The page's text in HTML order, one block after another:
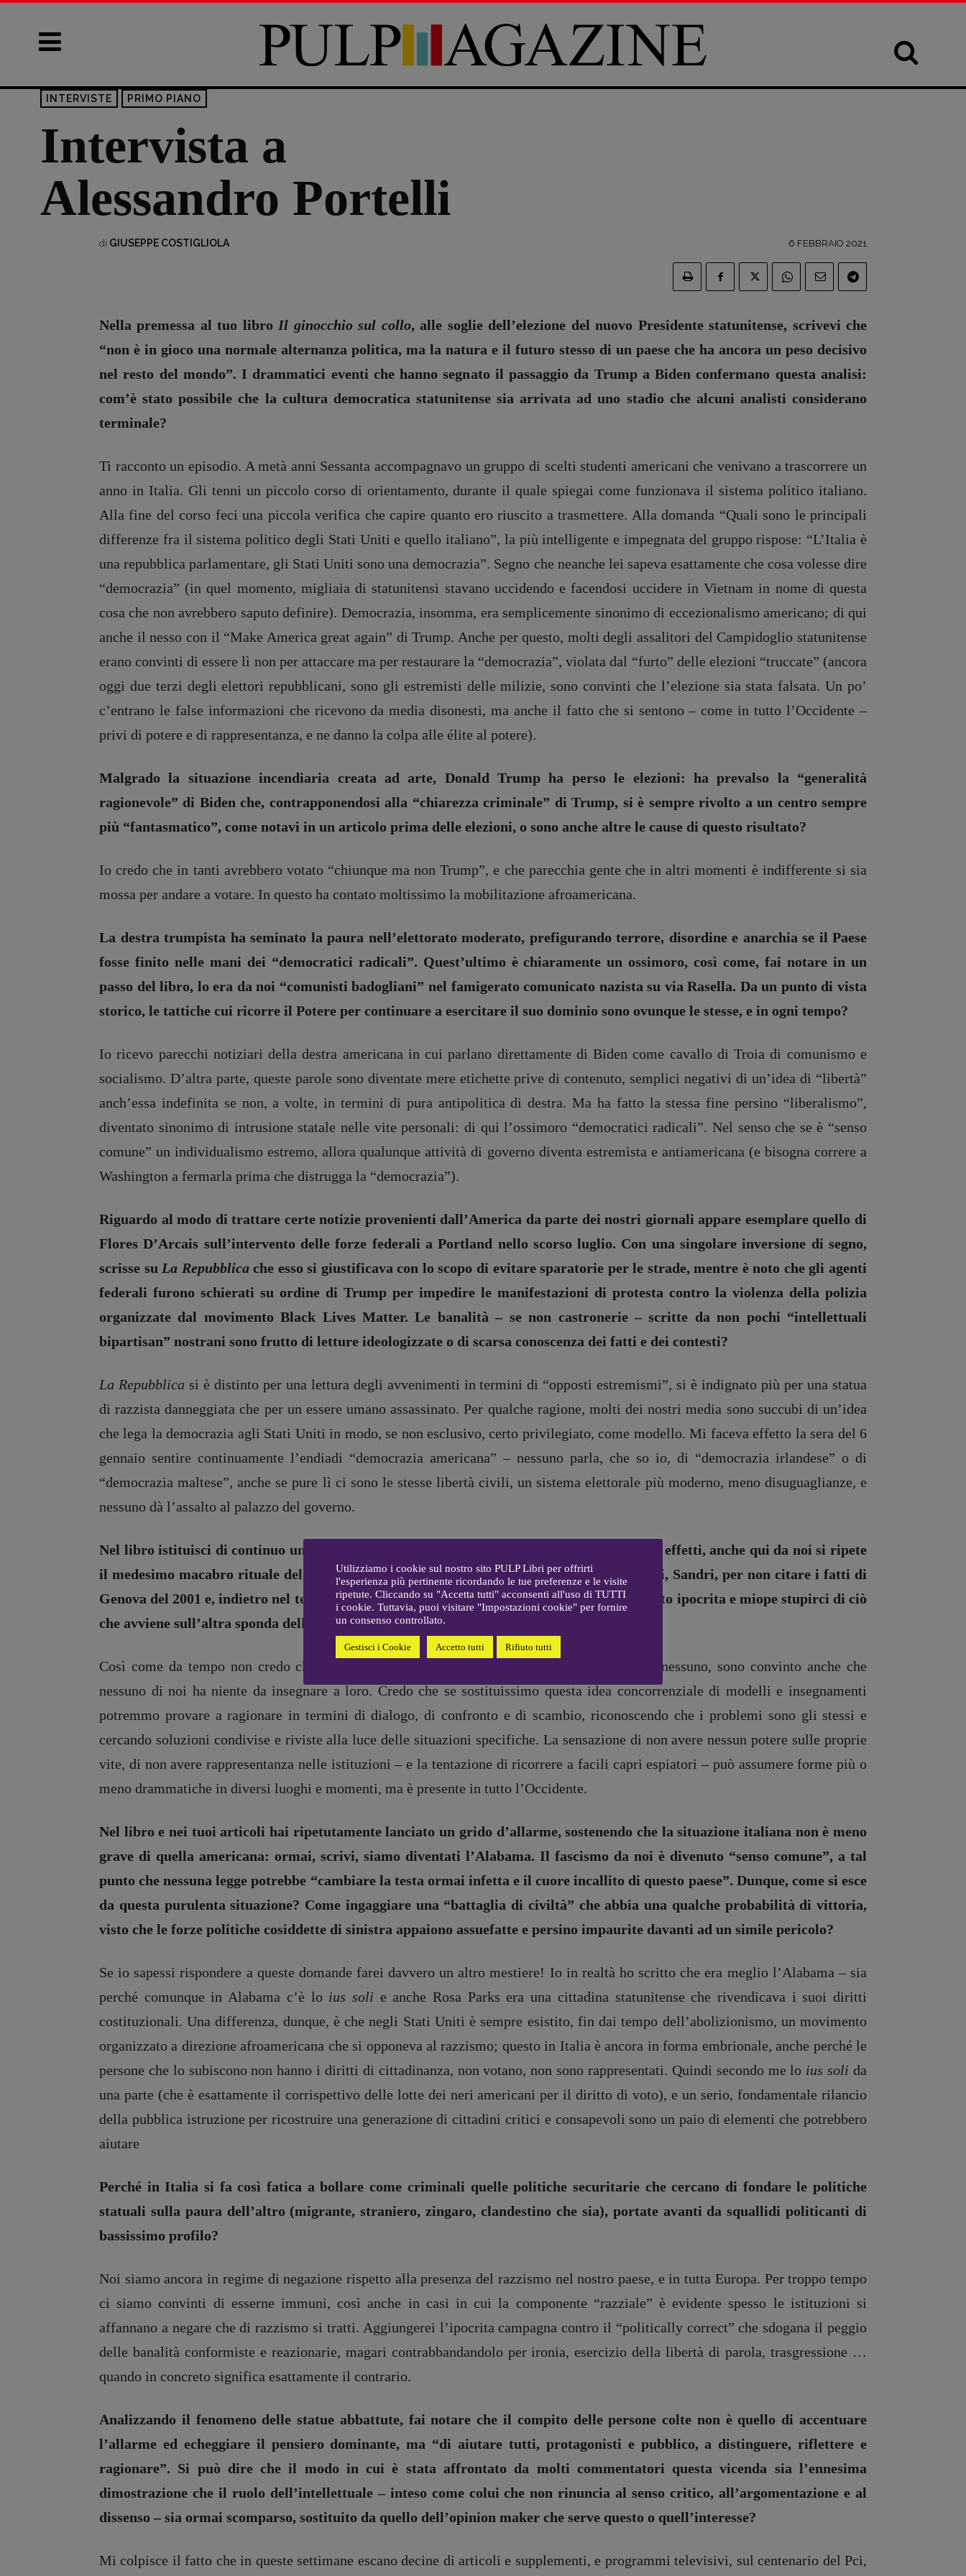
Recensioni
Interviste
RUBRICHE
presente
Fumetti
Libro & Film
Pulp for kids
DOSSIER
Blade Runner 40
Editoria
Intelligenza
Artificiale
Maestri sommersi
Pasolini 1922-2022
Psichedelia
Stranimondi
Tornare a Ballard
Valerio Evangelisti
Vampirismi
Zong!
DIRETTRICE RESPONSABILE
Antonella Marrone
REDAZIONE
Walter Catalano
Giuseppe
Anna da Re
Roberto Derobertis ,Elio
Grasso Fabio Malagnini
Michielin,Nicole Spallina,
recensioni:
Elio Grasso
[eliovoyager@gmail.com]
Coordinamento Primo Piano
[michielin.elisabetta@gmail.com]
[anna.dare.comunicazione@gmail.
com]
Fabio Malagnini
[fabio.malagnini@gmail.com]
social media:
[valentina.marcoli@gmail.com]
ARCHIVIO E AUTORI
Copyright © 2018 – 2023 Pulp Magazine – Associazione Pulp Magazine – registrazione Tribunale Milano n° 5864/2023 – cod. fis. 97943720157 –Privacy
INTERVISTE PRIMO PIANO
Intervista a
Alessandro Portelli
di GIUSEPPE COSTIGLIOLA 6 FEBBRAIO 2021
Nella premessa al tuo libro Il ginocchio sul collo, alle soglie dell’elezione del nuovo Presidente statunitense, scrivevi che
“non è in gioco una normale alternanza politica, ma la natura e il futuro stesso di un paese che ha ancora un peso decisivo
nel resto del mondo”. I drammatici eventi che hanno segnato il passaggio da Trump a Biden confermano questa analisi:
com’è stato possibile che la cultura democratica statunitense sia arrivata ad uno stadio che alcuni analisti considerano
terminale?
Ti racconto un episodio. A metà anni Sessanta accompagnavo un gruppo di scelti studenti americani che venivano a trascorrere un
anno in Italia. Gli tenni un piccolo corso di orientamento, durante il quale spiegai come funzionava il sistema politico italiano.
Alla fine del corso feci una piccola verifica che capire quanto ero riuscito a trasmettere. Alla domanda “Quali sono le principali
differenze fra il sistema politico degli Stati Uniti e quello italiano”, la più intelligente e impegnata del gruppo rispose: “L’Italia è
una repubblica parlamentare, gli Stati Uniti sono una democrazia”. Segno che neanche lei sapeva esattamente che cosa volesse dire
“democrazia” (in quel momento, migliaia di statunitensi stavano uccidendo e facendosi uccidere in Vietnam in nome di questa
cosa che non avrebbero saputo definire). Democrazia, insomma, era semplicemente sinonimo di eccezionalismo americano; di qui
anche il nesso con il “Make America great again” di Trump. Anche per questo, molti degli assalitori del Campidoglio statunitense
erano convinti di essere lì non per attaccare ma per restaurare la “democrazia”, violata dal “furto” delle elezioni “truccate” (ancora
oggi due terzi degli elettori repubblicani, sono gli estremisti delle milizie, sono convinti che l’elezione sia stata falsata. Un po’
c’entrano le false informazioni che ricevono da media disonesti, ma anche il fatto che si sentono – come in tutto l’Occidente –
privi di potere e di rappresentanza, e ne danno la colpa alle élite al potere).
Malgrado la situazione incendiaria creata ad arte, Donald Trump ha perso le elezioni: ha prevalso la “generalità
ragionevole” di Biden che, contrapponendosi alla “chiarezza criminale” di Trump, si è sempre rivolto a un centro sempre
più “fantasmatico”, come notavi in un articolo prima delle elezioni, o sono anche altre le cause di questo risultato?
Io credo che in tanti avrebbero votato “chiunque ma non Trump”, e che parecchia gente che in altri momenti è indifferente si sia
mossa per andare a votare. In questo ha contato moltissimo la mobilitazione afroamericana.
La destra trumpista ha seminato la paura nell’elettorato moderato, prefigurando terrore, disordine e anarchia se il Paese
fosse finito nelle mani dei “democratici radicali”. Quest’ultimo è chiaramente un ossimoro, così come, fai notare in un
passo del libro, lo era da noi “comunisti badogliani” nel famigerato comunicato nazista su via Rasella. Da un punto di vista
storico, le tattiche cui ricorre il Potere per continuare a esercitare il suo dominio sono ovunque le stesse, e in ogni tempo?
Io ricevo parecchi notiziari della destra americana in cui parlano direttamente di Biden come cavallo di Troia di comunismo e
socialismo. D’altra parte, queste parole sono diventate mere etichette prive di contenuto, semplici negativi di un’idea di “libertà”
anch’essa indefinita se non, a volte, in termini di pura antipolitica di destra. Ma ha fatto la stessa fine persino “liberalismo”,
diventato sinonimo di intrusione statale nelle vite personali: di qui l’ossimoro “democratici radicali”. Nel senso che se è “senso
comune” un individualismo estremo, allora qualunque attività di governo diventa estremista e antiamericana (e bisogna correre a
Washington a fermarla prima che distrugga la “democrazia”).
Riguardo al modo di trattare certe notizie provenienti dall’America da parte dei nostri giornali appare esemplare quello di
Flores D’Arcais sull’intervento delle forze federali a Portland nello scorso luglio. Con una singolare inversione di segno,
scrisse su La Repubblicache esso si giustificava con lo scopo di evitare sparatorie per le strade, mentre è noto che gli agenti
federali furono schierati su ordine di Trump per impedire le manifestazioni di protesta contro la violenza della polizia
organizzate dal movimento Black Lives Matter. Le banalità – se non castronerie – scritte da non pochi “intellettuali
bipartisan” nostrani sono frutto di letture ideologizzate o di scarsa conoscenza dei fatti e dei contesti?
La Repubblica si è distinto per una lettura degli avvenimenti in termini di “opposti estremismi”, si è indignato più per una statua
di razzista danneggiata che per un essere umano assassinato. Per qualche ragione, molti dei nostri media sono succubi di un’idea
che lega la democrazia agli Stati Uniti in modo, se non esclusivo, certo privilegiato, come modello. Mi faceva effetto la sera del 6
gennaio sentire continuamente l’endiadi “democrazia americana” – nessuno parla, che so io, di “democrazia irlandese” o di
“democrazia maltese”, anche se pure lì ci sono le stesse libertà civili, un sistema elettorale più moderno, meno disuguaglianze, e
nessuno dà l’assalto al palazzo del governo.
Nel libro istituisci di continuo un parallelo tra le vicende statunitensi e quelle nostrane. In effetti, anche qui da noi si ripete
il medesimo macabro rituale del pestaggio e dell’omicidio: Aldrovandi, Cucchi, Magherini, Sandri, per non citare i fatti di
Genova del 2001 e, indietro nel tempo, i casi di Serantini e di Pinelli. Non è un atteggiamento ipocrita e miope stupirci di ciò
che avviene sull’altra sponda dell’Atlantico, e dispensare lezioni di civiltà?
Così come da tempo non credo che gli Stati Uniti siano più in grado di insegnare niente a nessuno, sono convinto anche che
nessuno di noi ha niente da insegnare a loro. Credo che se sostituissimo questa idea concorrenziale di modelli e insegnamenti
potremmo provare a ragionare in termini di dialogo, di confronto e di scambio, riconoscendo che i problemi sono gli stessi e
cercando soluzioni condivise e riviste alla luce delle situazioni specifiche. La sensazione di non avere nessun potere sulle proprie
vite, di non avere rappresentanza nelle istituzioni – e la tentazione di ricorrere a facili capri espiatori – può assumere forme più o
meno drammatiche in diversi luoghi e momenti, ma è presente in tutto l’Occidente.
Nel libro e nei tuoi articoli hai ripetutamente lanciato un grido d’allarme, sostenendo che la situazione italiana non è meno
grave di quella americana: ormai, scrivi, siamo diventati l’Alabama. Il fascismo da noi è divenuto “senso comune”, a tal
punto che nessuna legge potrebbe “cambiare la testa ormai infetta e il cuore incallito di questo paese”. Dunque, come si esce
da questa purulenta situazione? Come ingaggiare una “battaglia di civiltà” che abbia una qualche probabilità di vittoria,
visto che le forze politiche cosiddette di sinistra appaiono assuefatte e persino impaurite davanti ad un simile pericolo?
Se io sapessi rispondere a queste domande farei davvero un altro mestiere! Io in realtà ho scritto che era meglio l’Alabama – sia
perché comunque in Alabama c’è lo ius soli e anche Rosa Parks era una cittadina statunitense che rivendicava i suoi diritti
costituzionali. Una differenza, dunque, è che negli Stati Uniti è sempre esistito, fin dai tempo dell’abolizionismo, un movimento
organizzato a direzione afroamericana che si opponeva al razzismo; questo in Italia è ancora in forma embrionale, anche perché le
persone che lo subiscono non hanno i diritti di cittadinanza, non votano, non sono rappresentati. Quindi secondo me lo ius soli da
una parte (che è esattamente il corrispettivo delle lotte dei neri americani per il diritto di voto), e un serio, fondamentale rilancio
della pubblica istruzione per ricostruire una generazione di cittadini critici e consapevoli sono un paio di elementi che potrebbero
aiutare
Perché in Italia si fa così fatica a bollare come criminali quelle politiche securitarie che cercano di fondare le politiche
statuali sulla paura dell’altro (migrante, straniero, zingaro, clandestino che sia), portate avanti da squallidi politicanti di
bassissimo profilo?
Noi siamo ancora in regime di negazione rispetto alla presenza del razzismo nel nostro paese, e in tutta Europa. Per troppo tempo
ci siamo convinti di esserne immuni, così anche in casi in cui la componente “razziale” è evidente spesso le istituzioni si
affannano a negare che di razzismo si tratti. Aggiungerei l’ipocrita campagna contro il “politically correct” che sdogana il peggio
delle banalità conformiste e reazionarie, magari contrabbandandolo per ironia, esercizio della libertà di parola, trasgressione …
quando in concreto significa esattamente il contrario.
Analizzando il fenomeno delle statue abbattute, fai notare che il compito delle persone colte non è quello di accentuare
l’allarme ed echeggiare il pensiero dominante, ma “di aiutare tutti, protagonisti e pubblico, a distinguere, riflettere e
ragionare”. Si può dire che il modo in cui è stata affrontato da molti commentatori questa vicenda sia l’ennesima
dimostrazione che il ruolo dell’intellettuale – inteso come colui che non rinuncia al senso critico, all’argomentazione e al
dissenso – sia ormai scomparso, sostituito da quello dell’opinion maker che serve questo o quell’interesse?
Mi colpisce il fatto che in queste settimane escano decine di articoli e supplementi, e programmi televisivi, sul centenario del Pci,
Utilizziamo i cookie sul nostro sito PULP Libri per offrirti
l'esperienza più pertinente ricordando le tue preferenze e le visite
ripetute. Cliccando su "Accetta tutti" acconsenti all'uso di TUTTI
i cookie. Tuttavia, puoi visitare "Impostazioni cookie" per fornire
un consenso controllato.
Gestisci i Cookie Accetto tutti Rifiuto tutti